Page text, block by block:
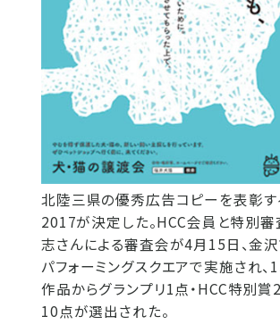
北陸三県の優秀広告コピーを表彰す
2017が決定した。HCC会員と特別
志さんによる審査会が4月15日、金
パフォーミングスクエアで実施され
作品からグランプリ1点・HCC特別賞
10点が選出された。